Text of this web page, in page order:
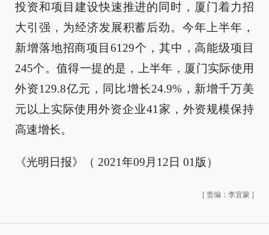
投资和项目建设快速推进的同时，厦门着力招
大引强，为经济发展积蓄后劲。今年上半年，
新增落地招商项目6129个，其中，高能级项目
245个。值得一提的是，上半年，厦门实际使用
外资129.8亿元，同比增长24.9%，新增千万美
元以上实际使用外资企业41家，外资规模保持
高速增长。
《光明日报》（ 2021年09月12日 01版）
[ 责编：李宜蒙 ]